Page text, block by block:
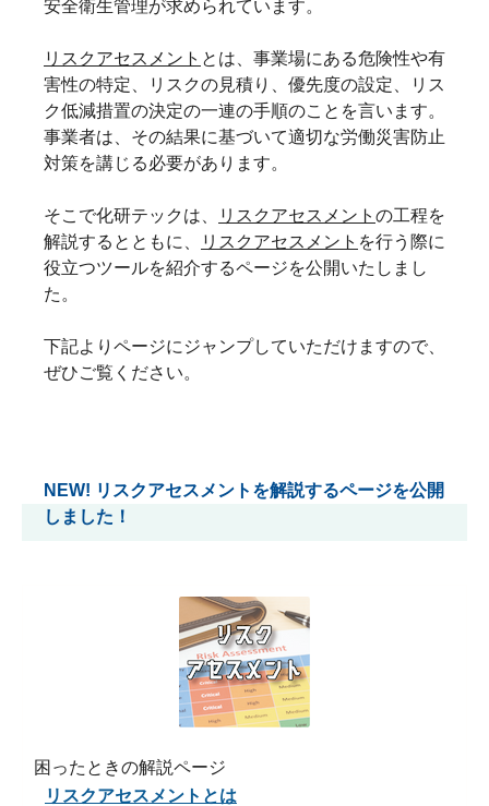
安全衛生管理が求められています。
リスクアセスメント とは、事業場にある危険性や有
害性の特定、リスクの見積り、優先度の設定、リス
ク低減措置の決定の一連の手順のことを言います。
事業者は、その結果に基づいて適切な労働災害防止
対策を講じる必要があります。
そこで化研テックは、 リスクアセスメント の工程を
解説するとともに、
リスクアセスメント を行う際に
役立つツールを紹介するページを公開いたしまし
た。
下記よりページにジャンプしていただけますので、
ぜひご覧ください。
NEW! リスクアセスメントを解説するページを公開
しました！
困ったときの解説ページ
リスクアセスメントとは